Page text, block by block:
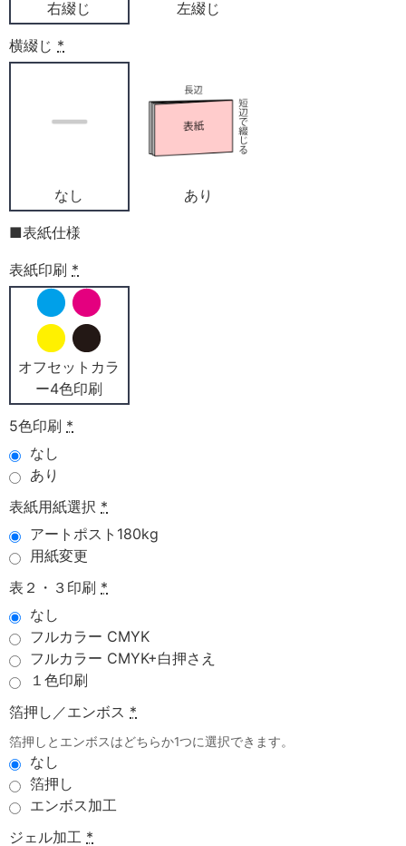
右綴じ 左綴じ
横綴じ *
なし あり
■表紙仕様
表紙印刷 *
オフセットカラ
ー4色印刷
5色印刷 *
なし
あり
表紙用紙選択 *
アートポスト180kg
用紙変更
表２・３印刷 *
なし
フルカラー CMYK
フルカラー CMYK+白押さえ
１色印刷
箔押し／エンボス *
箔押しとエンボスはどちらか1つに選択できます。
なし
箔押し
エンボス加工
ジェル加工 *